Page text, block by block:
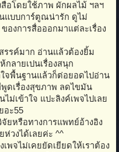
อโดยใช้ภาพ ผักผลไม้ ฯลฯ
แบบการ์ตูณน่ารัก ดูไม่
องการสื่อออกมาแต่ละเรื่อง
รรค์มาก อ่านแล้วต้องยิ้ม
กลายเปนเรื่องสนุก
ใจพื้นฐานแล้วก็ต่อยอดไปอ่าน
ดเรื่องสุขภาพ ลดไขมัน
ม่เข้าใจ แปะลิงค์เพจไปเลย
อะ55
ยหรือทางการแพทย์อ้างอิง
ห่วงได้เลยค่ะ ^^
พจไม่เคยยัดเยียดให้เราต้อง